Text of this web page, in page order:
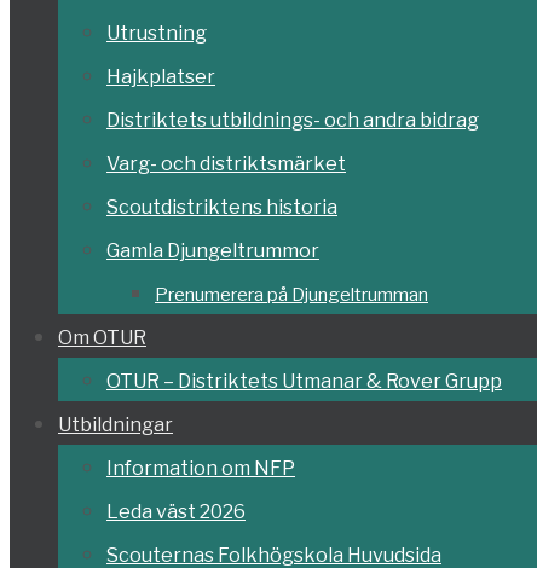
Utrustning
Hajkplatser
Distriktets utbildnings- och andra bidrag
Varg- och distriktsmärket
Scoutdistriktens historia
Gamla Djungeltrummor
Prenumerera på Djungeltrumman
Om OTUR
OTUR – Distriktets Utmanar & Rover Grupp
Utbildningar
Information om NFP
Leda väst 2026
Scouternas Folkhögskola Huvudsida